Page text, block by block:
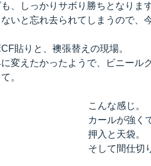
、しっかりサボり勝ちとなりま
いと忘れ去られてしまうので、
貼りと、襖張替えの現場。
変えたかったようで、ビニール
。
こんな感じ。
カールが強く
押入と天袋。
そして間仕切